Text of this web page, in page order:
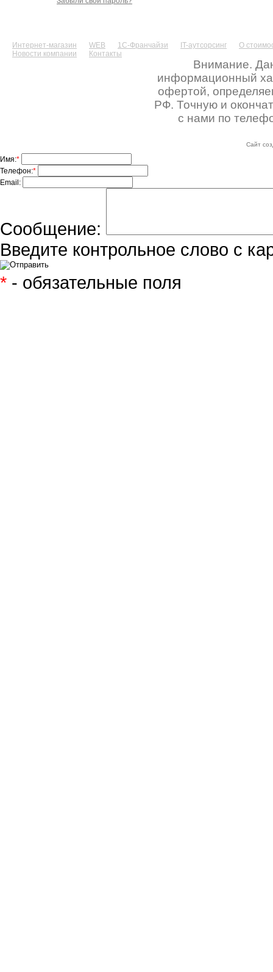
Интернет-магазин WEB 1С-Франчайзи IT-аутсорсинг
О
Новости компании
Контакты
Внимание.
информационный
офертой,
РФ. Точную и
с нами по
Сайт
Имя:*
Телефон:*
Email:
Сообщение:
Введите контрольное слово с
* - обязательные поля